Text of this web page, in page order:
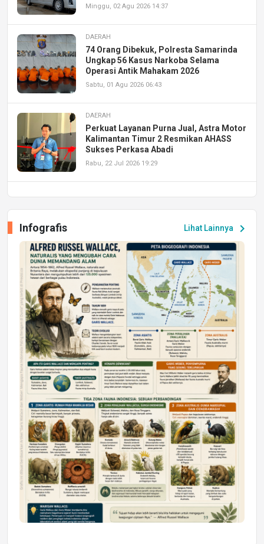
Minggu, 02 Agu 2026 14:37
DAERAH
74 Orang Dibekuk, Polresta Samarinda
Ungkap 56 Kasus Narkoba Selama
Operasi Antik Mahakam 2026
Sabtu, 01 Agu 2026 06:43
DAERAH
Perkuat Layanan Purna Jual, Astra Motor
Kalimantan Timur 2 Resmikan AHASS
Sukses Perkasa Abadi
Rabu, 22 Jul 2026 19:29
Peluang Kerja dan Magang
Jumat, 17 Jul 2026 22:30
DAERAH
Astra Motor Kalimantan Timur 2 Dukung
Mahasiswa Samarinda dalam Astra
Honda SDGs Future Leaders 2026
Jumat, 10 Jul 2026 19:01
Lihat Lainnya chevron_right
Infografis